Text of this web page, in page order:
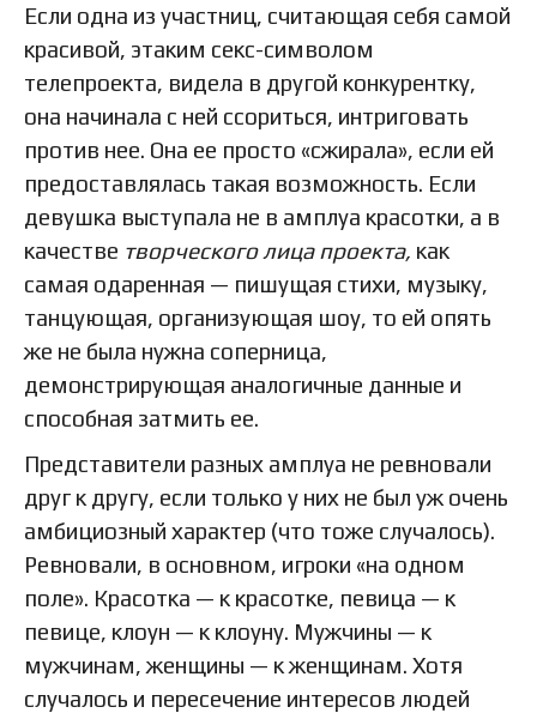
Если одна из участниц, считающая себя самой
красивой, этаким секс-символом
телепроекта, видела в другой конкурентку,
она начинала с ней ссориться, интриговать
против нее. Она ее просто «сжирала», если ей
предоставлялась такая возможность. Если
девушка выступала не в амплуа красотки, а в
качестве творческого лица проекта, как
самая одаренная — пишущая стихи, музыку,
танцующая, организующая шоу, то ей опять
же не была нужна соперница,
демонстрирующая аналогичные данные и
способная затмить ее.
Представители разных амплуа не ревновали
друг к другу, если только у них не был уж очень
амбициозный характер (что тоже случалось).
Ревновали, в основном, игроки «на одном
поле». Красотка — к красотке, певица — к
певице, клоун — к клоуну. Мужчины — к
мужчинам, женщины — к женщинам. Хотя
случалось и пересечение интересов людей